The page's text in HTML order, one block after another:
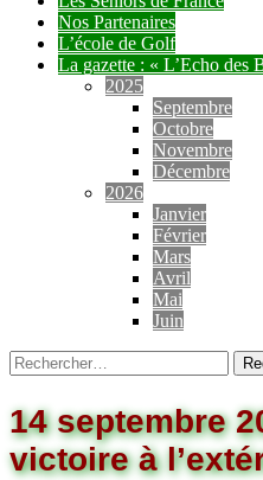
Nos Partenaires
L’école de Golf
La gazette : « L’Echo des
2025
Septembre
Octobre
Novembre
Décembre
2026
Janvier
Février
Mars
Avril
Mai
Juin
14 septembre
victoire à